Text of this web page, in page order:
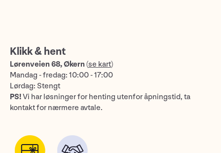
Klikk & hent
Lørenveien 68, Økern (se kart)
Mandag - fredag: 10:00 - 17:00
Lørdag: Stengt
PS!Vi har løsninger for henting utenfor åpningstid, ta
kontakt for nærmere avtale.